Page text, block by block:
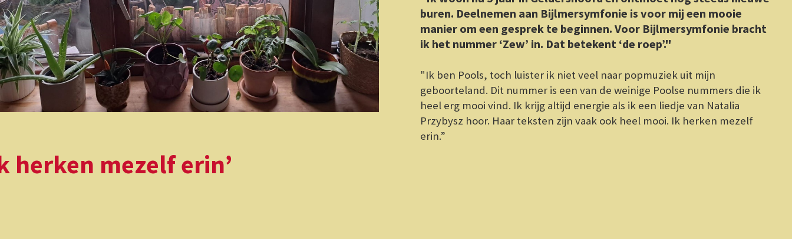
heel erg mooi vind. Ik krijg altijd energie als ik een liedje van Natalia
Przybysz hoor. Haar teksten zijn vaak ook heel mooi. Ik herken mezelf
erin.”
herken mezelf erin’